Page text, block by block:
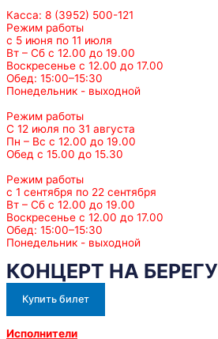
Касса: 8 (3952) 500-121
Режим работы
с 5 июня по 11 июля
Вт – Сб с 12.00 до 19.00
Воскресенье с 12.00 до 17.00
Обед: 15:00–15:30
Понедельник - выходной
Режим работы
С 12 июля по 31 августа
Пн – Вс с 12.00 до 19.00
Обед с 15.00 до 15.30
Режим работы
с 1 сентября по 22 сентября
Вт – Сб с 12.00 до 19.00
Воскресенье с 12.00 до 17.00
Обед: 15:00–15:30
Понедельник - выходной
КОНЦЕРТ НА БЕРЕГУ
Купить билет
Исполнители